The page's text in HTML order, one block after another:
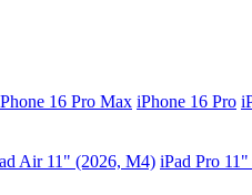
16 Pro Max iPhone 16 Pro
Air 11" (2026, M4) iPad Pro